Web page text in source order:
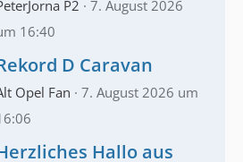
P2
7. August 2026
16:40
D Caravan
Opel Fan
7. August 2026 um
Hallo aus